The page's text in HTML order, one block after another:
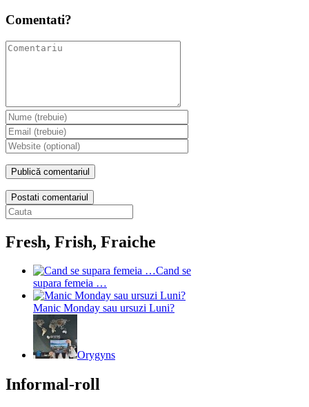
Comentati?
Postati comentariul
Fresh, Frish, Fraiche
Cand se
supara femeia …
Manic Monday sau ursuzi Luni?
Orygyns
Informal-roll